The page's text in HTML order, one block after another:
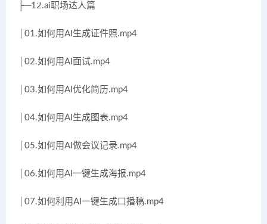
├─12.ai职场达人篇
│01.如何用AI生成证件照.mp4
│02.如何用AI面试.mp4
│03.如何用AI优化简历.mp4
│04.如何用AI生成图表.mp4
│05.如何用AI做会议记录.mp4
│06.如何用AI一键生成海报.mp4
│07.如何利用AI一键生成口播稿.mp4